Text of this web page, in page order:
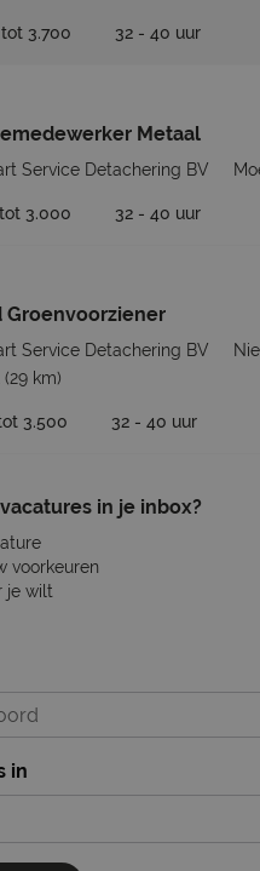
3.700 32 - 40 uur
Metaal
Service Detachering BV
3.000 32 - 40 uur
Groenvoorziener
Service Detachering BV
(29 km)
3.500 32 - 40 uur
in je inbox?
voorkeuren
je wilt
in